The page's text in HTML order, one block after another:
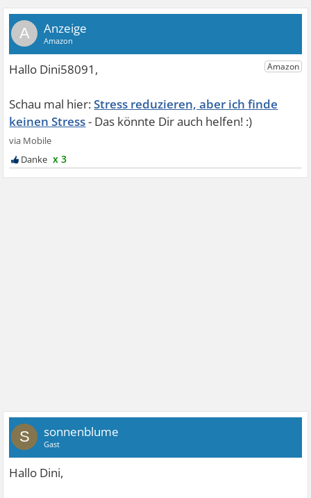
A
Stress reduzieren, aber ich finde
keinen Stress
x 3
S sonnenblume
Gast
Hallo Dini,